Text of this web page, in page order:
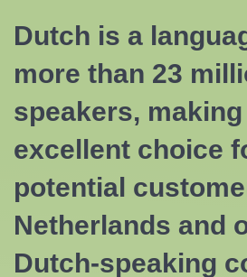
Dutch is a
more than 23
speakers,
excellent choice
potential
Netherlands and
Dutch-speaking